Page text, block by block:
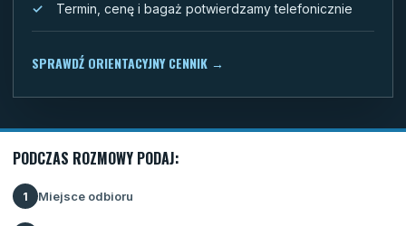
Termin, cenę i bagaż potwierdzamy telefonicznie
SPRAWDŹ ORIENTACYJNY CENNIK →
PODCZAS ROZMOWY PODAJ:
1 Miejsce odbioru